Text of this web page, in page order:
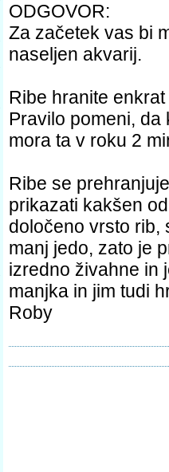
ODGOVOR:
Za začetek vas bi
naseljen akvarij.
Ribe hranite
Pravilo pomeni,
mora ta v roku 2
Ribe se
prikazati kakšen
določeno vrsto rib,
manj jedo, zato je
izredno živahne in
manjka in jim tudi
Roby